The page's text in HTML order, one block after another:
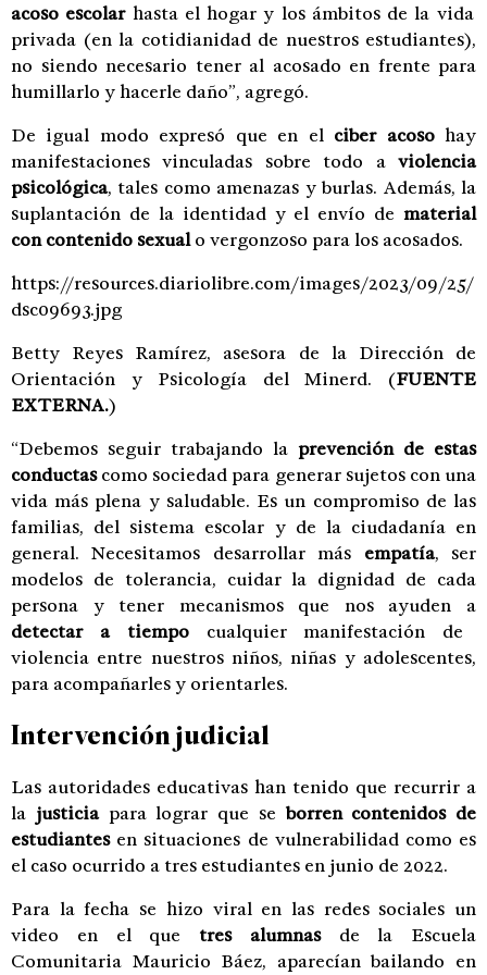
acoso escolarhasta el hogar y los ámbitos de la vida
privada (en la cotidianidad de nuestros estudiantes),
no siendo necesario tener al acosado en frente para
humillarlo y hacerle daño”, agregó.
De igual modo expresó que en elciber acosohay
manifestaciones vinculadas sobre todo a violencia
psicológica, tales como amenazas y burlas. Además, la
suplantación de la identidad y el envío de material
con contenido sexualo vergonzoso para los acosados.
https://resources.diariolibre.com/images/2023/09/25/
dsc09693.jpg
Betty Reyes Ramírez, asesora de la Dirección de
Orientación y Psicología del Minerd. (FUENTE
EXTERNA.)
“Debemos seguir trabajando la prevención de estas
conductascomo sociedad para generar sujetos con una
vida más plena y saludable. Es un compromiso de las
familias, del sistema escolar y de la ciudadanía en
general. Necesitamos desarrollar más empatía, ser
modelos de tolerancia, cuidar la dignidad de cada
persona y tener mecanismos que nos ayuden a
detectar a tiempocualquier manifestación de
violencia entre nuestros niños, niñas y adolescentes,
para acompañarles y orientarles.
Intervención judicial
Las autoridades educativas han tenido que recurrir a
la justiciapara lograr que se borren contenidos de
estudiantes en situaciones de vulnerabilidad como es
el caso ocurrido a tres estudiantes en junio de 2022.
Para la fecha se hizo viral en las redes sociales un
video en el que tres alumnasde la Escuela
Comunitaria Mauricio Báez, aparecían bailando en